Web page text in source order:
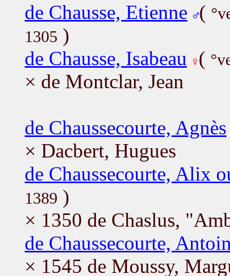
de Chausse, Etienne (
1305 )
de Chausse, Isabeau
(
× de Montclar, Jean
de Chaussecourte, Agnès
× Dacbert, Hugues
de Chaussecourte, Alix
1389 )
× 1350 de Chaslus,
de Chaussecourte,
× 1545 de Moussy,